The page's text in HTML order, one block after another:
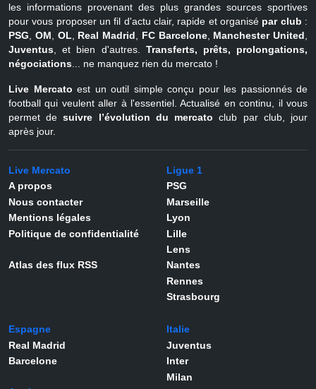
les informations provenant des plus grandes sources sportives
pour vous proposer un fil d'actu clair, rapide et organisé par club :
PSG
OM OL Real Madrid FC Barcelone, Manchester United
Juventus , et bien d'autres. Transferts, prêts, prolongations,
négociations ... ne manquez rien du mercato !
Live Mercato est un outil simple conçu pour les passionnés de
football qui veulent aller à l'essentiel. Actualisé en continu, il vous
permet desuivre l’évolution du mercato club par club, jour
après jour.
Live Mercato
A propos
Nous contacter
Mentions légales
Politique de confidentialité
Atlas des flux RSS
Ligue 1
PSG
Marseille
Lyon
Lille
Lens
Nantes
Rennes
Strasbourg
Espagne
Real Madrid
Barcelone
Italie
Juventus
Inter
Milan